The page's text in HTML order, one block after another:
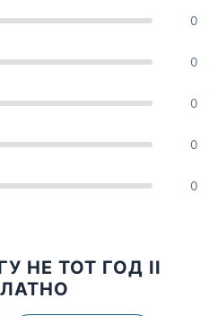
0
0
0
0
0
НЕ ТОТ ГОД II